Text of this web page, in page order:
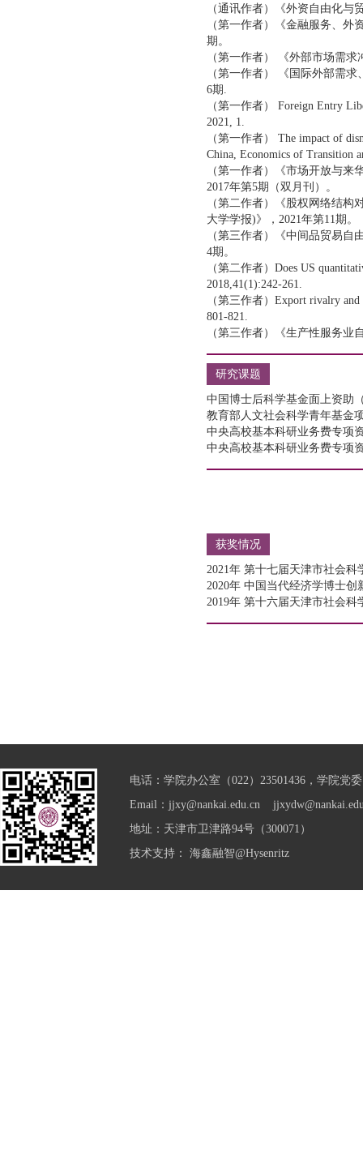
（通讯作者）《外资自由化
（第一作者）《金融服务、
期。
（第一作者） 《外部市场需
（第一作者） 《国际外部需
6期.
（第一作者） Foreign Entry
2021, 1.
（第一作者） The impact of
China, Economics of Transition
（第一作者）《市场开放与
2017年第5期（双月刊）。
（第二作者）《股权网络结
大学学报)》，2021年第11期。
（第三作者）《中间品贸易
4期。
（第二作者）Does US
2018,41(1):242-261.
（第三作者）Export rivalry and
801-821.
（第三作者）《生产性服务业
研究课题
中国博士后科学基金面上资助
教育部人文社会科学青年基金
中央高校基本科研业务费专项
中央高校基本科研业务费专项
获奖情况
2021年 第十七届天津市社会
2020年 中国当代经济学博士创
2019年 第十六届天津市社会
电话：学院办公室（022）23501436，学院党
Email：jjxy@nankai.edu.cn
地址：天津市卫津路94号（300071）
技术支持： 海鑫融智@Hysenritz